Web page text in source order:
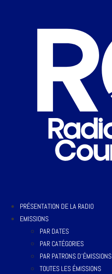
PRÉSENTATION DE LA RADIO
EMISSIONS
PAR DATES
PAR CATÉGORIES
PAR PATRONS D’ÉMISSIONS
TOUTES LES ÉMISSIONS